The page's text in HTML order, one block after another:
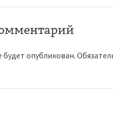
опубликован.